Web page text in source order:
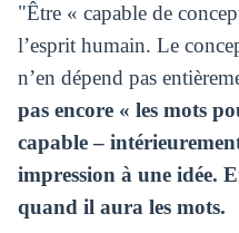
"Être « capable de
l’esprit humain. Le
n’en dépend pas
pas encore « les mots
capable –
impression à une idée.
quand il aura les mots.